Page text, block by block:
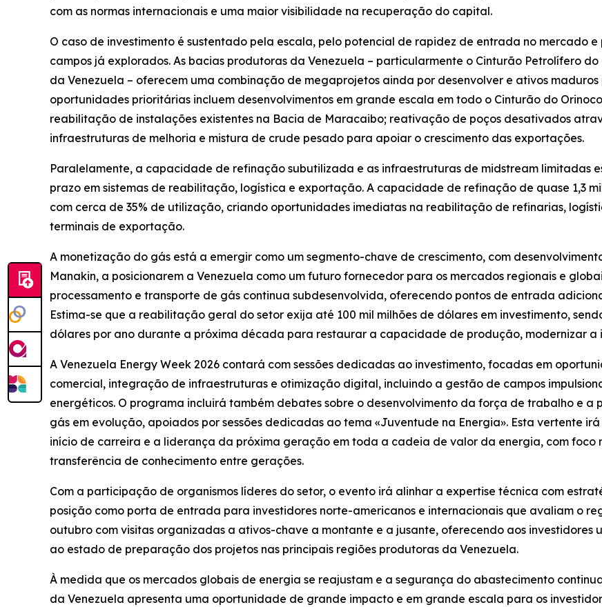
com as normas internacionais e uma maior visibilidade na recuperação do capital.
O caso de investimento é sustentado pela escala, pelo potencial de rapidez de entrada no mercado
campos já explorados. As bacias produtoras da Venezuela – particularmente o Cinturão Petrolífero
da Venezuela – oferecem uma combinação de megaprojetos ainda por desenvolver e ativos
oportunidades prioritárias incluem desenvolvimentos em grande escala em todo o Cinturão do
reabilitação de instalações existentes na Bacia de Maracaibo; reativação de poços desativados
infraestruturas de melhoria e mistura de crude pesado para apoiar o crescimento das exportações.
Paralelamente, a capacidade de refinação subutilizada e as infraestruturas de midstream limitadas
prazo em sistemas de reabilitação, logística e exportação. A capacidade de refinação de quase 1,3
com cerca de 35% de utilização, criando oportunidades imediatas na reabilitação de refinarias,
terminais de exportação.
A monetização do gás está a emergir como um segmento-chave de crescimento, com
Manakin, a posicionarem a Venezuela como um futuro fornecedor para os mercados regionais e
processamento e transporte de gás continua subdesenvolvida, oferecendo pontos de entrada
Estima-se que a reabilitação geral do setor exija até 100 mil milhões de dólares em investimento,
dólares por ano durante a próxima década para restaurar a capacidade de produção, modernizar a
A Venezuela Energy Week 2026 contará com sessões dedicadas ao investimento, focadas em
comercial, integração de infraestruturas e otimização digital, incluindo a gestão de campos
energéticos. O programa incluirá também debates sobre o desenvolvimento da força de trabalho e
gás em evolução, apoiados por sessões dedicadas ao tema «Juventude na Energia». Esta vertente
início de carreira e a liderança da próxima geração em toda a cadeia de valor da energia, com foco
transferência de conhecimento entre gerações.
Com a participação de organismos líderes do setor, o evento irá alinhar a expertise técnica com
posição como porta de entrada para investidores norte-americanos e internacionais que avaliam o
outubro com visitas organizadas a ativos-chave a montante e a jusante, oferecendo aos investidores
ao estado de preparação dos projetos nas principais regiões produtoras da Venezuela.
À medida que os mercados globais de energia se reajustam e a segurança do abastecimento
da Venezuela apresenta uma oportunidade de grande impacto e em grande escala para os